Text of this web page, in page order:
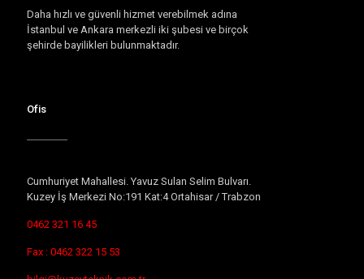
Daha hızlı ve güvenli hizmet verebilmek adına
İstanbul ve Ankara merkezli iki şubesi ve birçok
şehirde bayilikleri bulunmaktadır.
Ofis
Cumhuriyet Mahallesi. Yavuz Sulan Selim Bulvarı.
Kuzey İş Merkezi No:191 Kat:4 Ortahisar / Trabzon
0462 321 16 45
Fax : 0462 322 15 53